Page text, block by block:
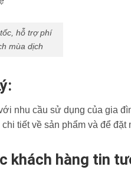
hỗ trợ phí
mùa dịch
nhu cầu sử dụng của gia
tiết về sản phẩm và để đặt
khách hàng tin